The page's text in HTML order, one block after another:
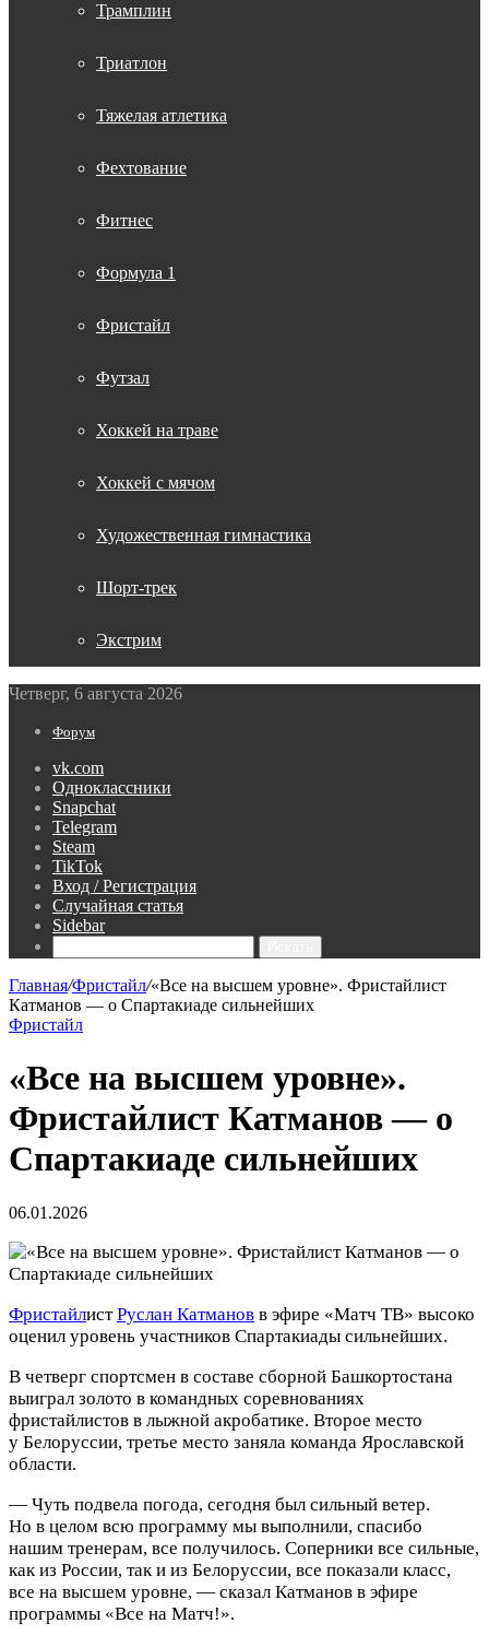
Трамплин
Триатлон
Тяжелая атлетика
Фехтование
Фитнес
Формула 1
Фристайл
Футзал
Хоккей на траве
Хоккей с мячом
Художественная гимнастика
Шорт-трек
Экстрим
Четверг, 6 августа 2026
Форум
vk.com
Одноклассники
Snapchat
Telegram
Steam
TikTok
Вход / Регистрация
Случайная статья
Sidebar
Главная/Фристайл/«Все на высшем уровне». Фристайлист
Катманов — о Спартакиаде сильнейших
Фристайл
«Все на высшем уровне».
Фристайлист Катманов — о
Спартакиаде сильнейших
06.01.2026
ФристайлистРуслан Катманов в эфире «Матч ТВ» высоко
оценил уровень участников Спартакиады сильнейших.
В четверг спортсмен в составе сборной Башкортостана
выиграл золото в командных соревнованиях
фристайлистов в лыжной акробатике. Второе место
у Белоруссии, третье место заняла команда Ярославской
области.
— Чуть подвела погода, сегодня был сильный ветер.
Но в целом всю программу мы выполнили, спасибо
нашим тренерам, все получилось. Соперники все сильные,
как из России, так и из Белоруссии, все показали класс,
все на высшем уровне, — сказал Катманов в эфире
программы «Все на Матч!».